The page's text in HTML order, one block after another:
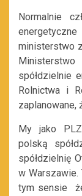
Normalnie
ministerstwo
spółdzielnie
Rolnictwa i
zaplanowane,
My jako
polską
spółdzielnię
w Warszawie.
tym sensie